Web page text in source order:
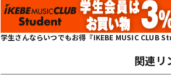
学生さんならいつでもお得『IKEBE MUSIC CLUB
関連リ